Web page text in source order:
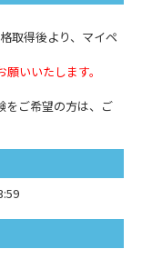
取得後より、マイペ
いいたします。
をご希望の方は、ご